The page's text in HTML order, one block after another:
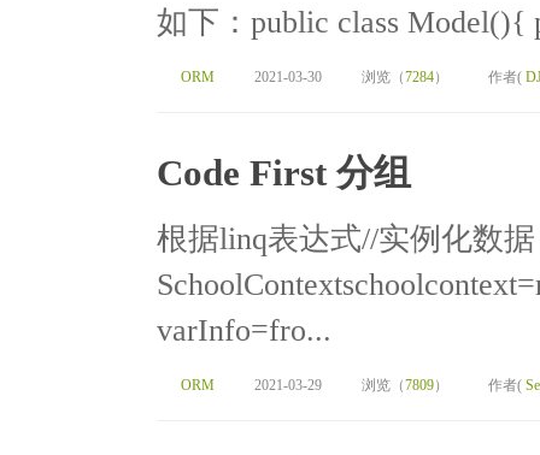
如下：public class Model(){
ORM 2021-03-30 浏览（7284） 作者(
Code First 分组
根据linq表达式//实例化数据
varInfo=fro...
ORM 2021-03-29 浏览（7809） 作者(